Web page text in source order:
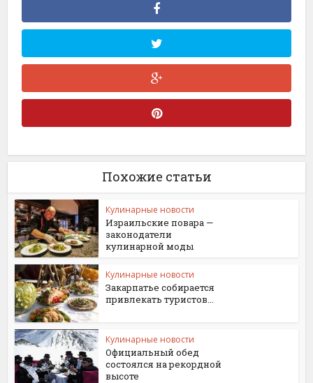
Похожие статьи
Кулинарные новости
Израильские повара —
законодатели
кулинарной моды
Кулинарные новости
Закарпатье собирается
привлекать туристов...
Кулинарные новости
Официальный обед
состоялся на рекордной
высоте